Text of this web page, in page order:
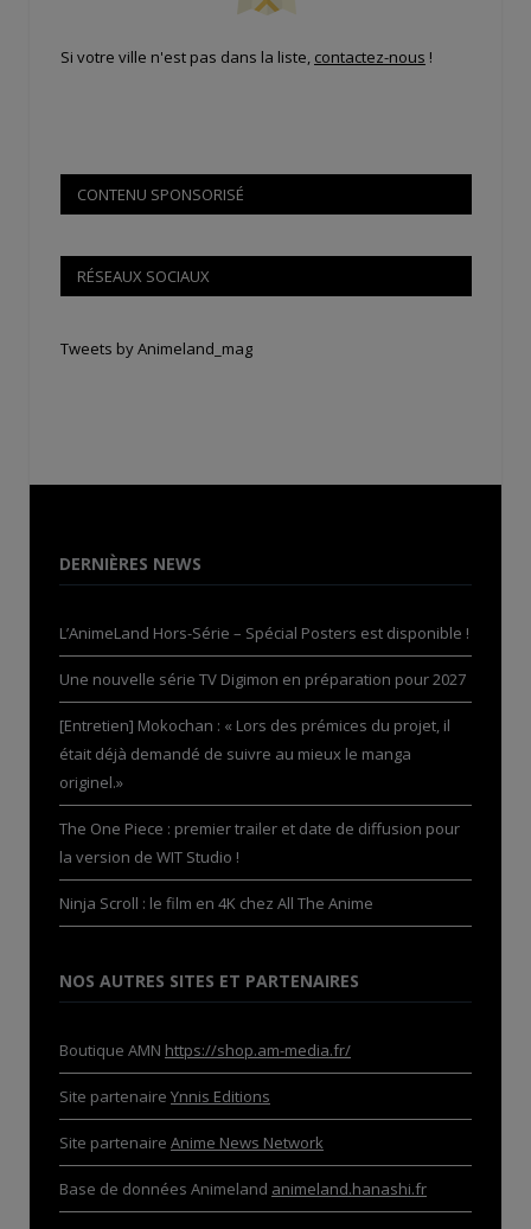
Si votre ville n'est pas dans la liste, contactez-nous !
CONTENU SPONSORISÉ
RÉSEAUX SOCIAUX
Tweets by Animeland_mag
DERNIÈRES NEWS
L’AnimeLand Hors-Série – Spécial Posters est disponible !
Une nouvelle série TV Digimon en préparation pour 2027
[Entretien] Mokochan : « Lors des prémices du projet, il
était déjà demandé de suivre au mieux le manga
originel.»
The One Piece : premier trailer et date de diffusion pour
la version de WIT Studio !
Ninja Scroll : le film en 4K chez All The Anime
NOS AUTRES SITES ET PARTENAIRES
Boutique AMN https://shop.am-media.fr/
Site partenaire Ynnis Editions
Site partenaire Anime News Network
Base de données Animeland animeland.hanashi.fr